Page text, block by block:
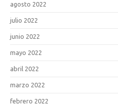
agosto 2022
julio 2022
junio 2022
mayo 2022
abril 2022
marzo 2022
febrero 2022